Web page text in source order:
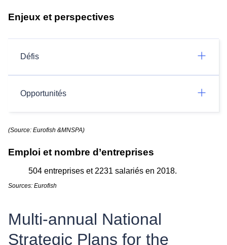
Enjeux et perspectives
Défis
Opportunités
(Source: Eurofish &MNSPA)
Emploi et nombre d’entreprises
504 entreprises et 2231 salariés en 2018.
Sources: Eurofish
Multi-annual National
Strategic Plans for the